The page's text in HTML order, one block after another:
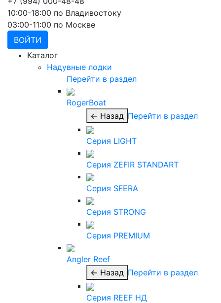
10:00-18:00 по Владивостоку
03:00-11:00 по Москве
ВОЙТИ
Каталог
Надувные лодки
Перейти в раздел
RogerBoat
← Назад Перейти в раздел
Серия LIGHT
Серия ZEFIR STANDART
Серия SFERA
Серия STRONG
Серия PREMIUM
Angler Reef
← Назад Перейти в раздел
Серия REEF НД